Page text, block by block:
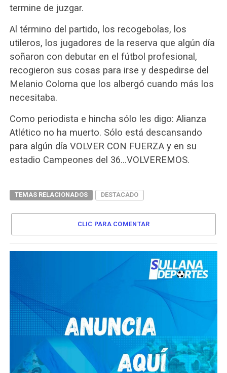
termine de juzgar.
Al término del partido, los recogebolas, los
utileros, los jugadores de la reserva que algún día
soñaron con debutar en el fútbol profesional,
recogieron sus cosas para irse y despedirse del
Melanio Coloma que los albergó cuando más los
necesitaba.
Como periodista e hincha sólo les digo: Alianza
Atlético no ha muerto. Sólo está descansando
para algún día VOLVER CON FUERZA y en su
estadio Campeones del 36…VOLVEREMOS.
TEMAS RELACIONADOS DESTACADO
CLIC PARA COMENTAR